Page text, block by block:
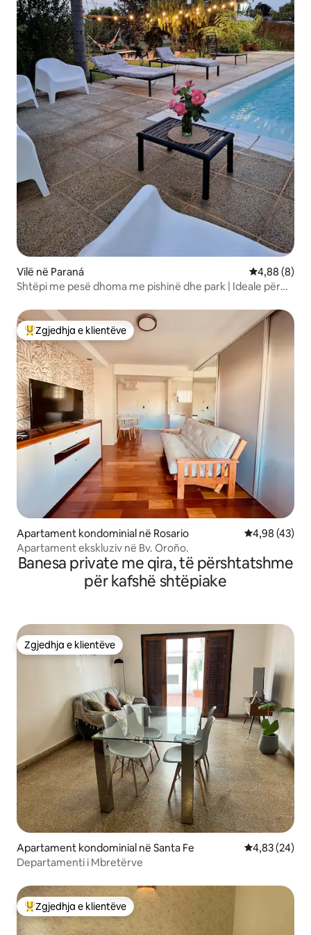
Vilë në Paraná Vlerësimi
4,88 (8)
Shtëpi me pesë dhoma me pishinë dhe park | Ideale për
Më të mirat e zgjedhjeve të klientëve
Zgjedhja e klientëve
Apartament kondominial në Rosario Vlerësimi
4,98 (43)
Apartament ekskluziv në Bv. Oroño.
Banesa private me qira, të përshtatshme
për kafshë shtëpiake
Zgjedhja e klientëve
Zgjedhja e klientëve
Apartament kondominial në Santa Fe Vlerësimi
4,83 (24)
Departamenti i Mbretërve
Më të mirat e zgjedhjeve të klientëve
Zgjedhja e klientëve